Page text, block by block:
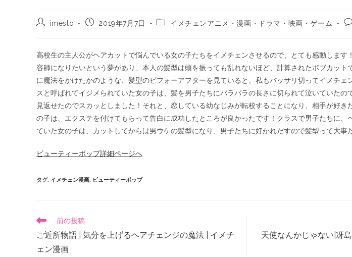
imesto 2019年7月7日 イメチェンアニメ・漫画・ドラマ・映画・ゲーム
高校生の主人公がヘアカットで悩んでいる女の子たちをイメチェンさせるので、とても感動します
容師になりたいという夢があり、本人の髪型は頭を振っても乱れないほど、計算されたボブカット
に魔法をかけたかのような、髪型のビフォーアフターを見ていると、私もバッサリ切ってイメチェ
スと呼ばれてイジメられていた女の子は、髪を男子たちにバラバラの長さに切られて泣いていたの
見返せたのでスカッとしました！それと、恋している幼なじみが転校することになり、相手が好き
の子は、エクステを付けてもらって告白に成功したところが良かったです！クラスで男子たちに、
ていた女の子は、カットしてからは男ウケの髪型になり、男子たちに好かれだすので髪型って大事
ビューティーポップ詳細ページへ
タグ: イメチェン漫画, ビューティーポップ
前の投稿
ご近所物語 | 気分を上げるヘアチェンジの魔法 | イメチ
ェン漫画
天使なんかじゃない|冴